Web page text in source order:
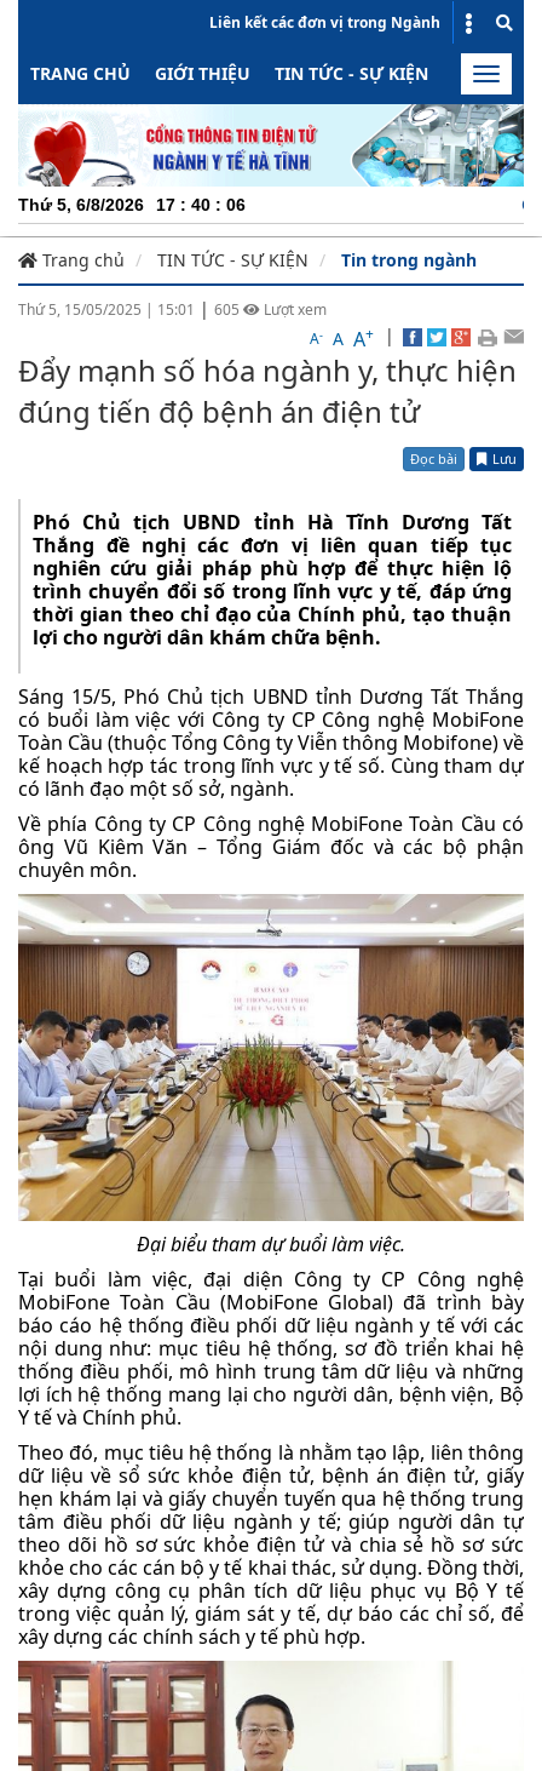
Liên kết các đơn vị trong Ngành
TRANG CHỦ GIỚI THIỆU TIN TỨC - SỰ KIỆN HOẠT
Toggle
Thứ 5, 6/8/2026 17 : 40 : 07
Trang chủ TIN TỨC - SỰ KIỆN Tin trong ngành
Thứ 5, 15/05/2025 | 15:01 | 605
Lượt xem
A- A A+ |
Đẩy mạnh số hóa ngành y, thực hiện
đúng tiến độ bệnh án điện tử
Đọc bài Lưu
Phó Chủ tịch UBND tỉnh Hà Tĩnh Dương Tất
Thắng đề nghị các đơn vị liên quan tiếp tục
nghiên cứu giải pháp phù hợp để thực hiện lộ
trình chuyển đổi số trong lĩnh vực y tế, đáp ứng
thời gian theo chỉ đạo của Chính phủ, tạo thuận
lợi cho người dân khám chữa bệnh.
Sáng 15/5, Phó Chủ tịch UBND tỉnh Dương Tất Thắng
có buổi làm việc với Công ty CP Công nghệ MobiFone
Toàn Cầu (thuộc Tổng Công ty Viễn thông Mobifone) về
kế hoạch hợp tác trong lĩnh vực y tế số. Cùng tham dự
có lãnh đạo một số sở, ngành.
Về phía Công ty CP Công nghệ MobiFone Toàn Cầu có
ông Vũ Kiêm Văn – Tổng Giám đốc và các bộ phận
chuyên môn.
Đại biểu tham dự buổi làm việc.
Tại buổi làm việc, đại diện Công ty CP Công nghệ
MobiFone Toàn Cầu (MobiFone Global) đã trình bày
báo cáo hệ thống điều phối dữ liệu ngành y tế với các
nội dung như: mục tiêu hệ thống, sơ đồ triển khai hệ
thống điều phối, mô hình trung tâm dữ liệu và những
lợi ích hệ thống mang lại cho người dân, bệnh viện, Bộ
Y tế và Chính phủ.
Theo đó, mục tiêu hệ thống là nhằm tạo lập, liên thông
dữ liệu về sổ sức khỏe điện tử, bệnh án điện tử, giấy
hẹn khám lại và giấy chuyển tuyến qua hệ thống trung
tâm điều phối dữ liệu ngành y tế; giúp người dân tự
theo dõi hồ sơ sức khỏe điện tử và chia sẻ hồ sơ sức
khỏe cho các cán bộ y tế khai thác, sử dụng. Đồng thời,
xây dựng công cụ phân tích dữ liệu phục vụ Bộ Y tế
trong việc quản lý, giám sát y tế, dự báo các chỉ số, để
xây dựng các chính sách y tế phù hợp.